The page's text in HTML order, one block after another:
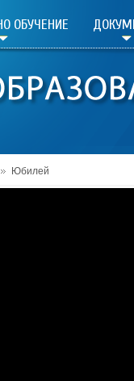
ОБУЧЕНИЕ
Юбилей